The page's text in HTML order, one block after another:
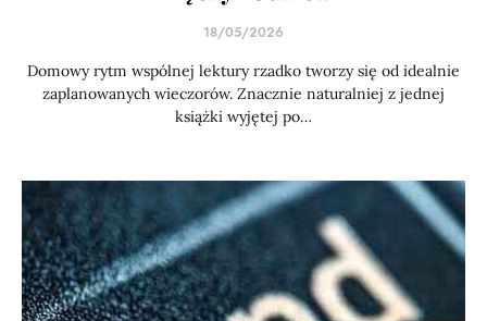
18/05/2026
Domowy rytm wspólnej lektury rzadko tworzy się od idealnie
zaplanowanych wieczorów. Znacznie naturalniej z jednej
książki wyjętej po…